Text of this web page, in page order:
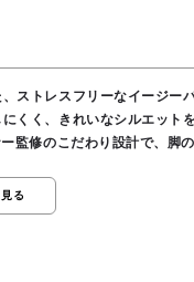
ストレスフリーなイージー
くく、きれいなシルエット
出かけまで幅広く活躍する
ン50％, ポリエステル45％,
る